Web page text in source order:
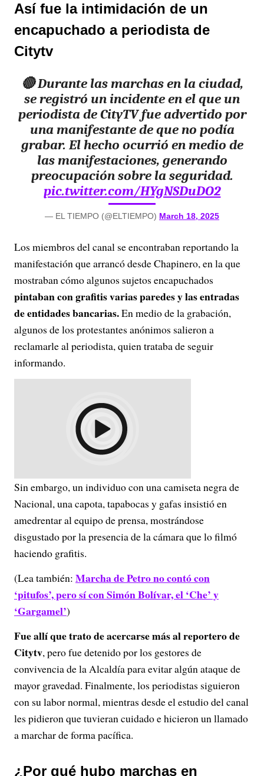
Así fue la intimidación de un
encapuchado a periodista de
Citytv
🔴 Durante las marchas en la ciudad,
se registró un incidente en el que un
periodista de CityTV fue advertido por
una manifestante de que no podía
grabar. El hecho ocurrió en medio de
las manifestaciones, generando
preocupación sobre la seguridad.
pic.twitter.com/HYgNSDuDO2
— EL TIEMPO (@ELTIEMPO) March 18, 2025
Los miembros del canal se encontraban reportando la
manifestación que arrancó desde Chapinero, en la que
mostraban cómo algunos sujetos encapuchados
pintaban con grafitis varias paredes y las entradas
de entidades bancarias.En medio de la grabación,
algunos de los protestantes anónimos salieron a
reclamarle al periodista, quien trataba de seguir
informando.
Sin embargo, un individuo con una camiseta negra de
Nacional, una capota, tapabocas y gafas insistió en
amedrentar al equipo de prensa, mostrándose
disgustado por la presencia de la cámara que lo filmó
haciendo grafitis.
(Lea también: Marcha de Petro no contó con
‘pitufos’, pero sí con Simón Bolívar, el ‘Che’ y
‘Gargamel’)
Fue allí que trato de acercarse más al reportero de
Citytv, pero fue detenido por los gestores de
convivencia de la Alcaldía para evitar algún ataque de
mayor gravedad. Finalmente, los periodistas siguieron
con su labor normal, mientras desde el estudio del canal
les pidieron que tuvieran cuidado e hicieron un llamado
a marchar de forma pacífica.
¿Por qué hubo marchas en